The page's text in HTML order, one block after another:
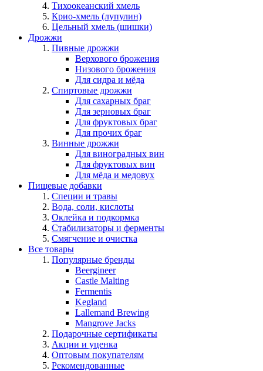
Тихоокеанский хмель
Крио-хмель (лупулин)
Цельный хмель (шишки)
Дрожжи
Пивные дрожжи
Верхового брожения
Низового брожения
Для сидра и мёда
Спиртовые дрожжи
Для сахарных браг
Для зерновых браг
Для фруктовых браг
Для прочих браг
Винные дрожжи
Для виноградных вин
Для фруктовых вин
Для мёда и медовух
Пищевые добавки
Специи и травы
Вода, соли, кислоты
Оклейка и подкормка
Стабилизаторы и ферменты
Смягчение и очистка
Все товары
Популярные бренды
Beergineer
Castle Malting
Fermentis
Kegland
Lallemand Brewing
Mangrove Jacks
Подарочные сертификаты
Акции и уценка
Оптовым покупателям
Рекомендованные